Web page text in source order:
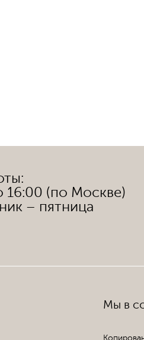
16:00 (по Москве)
– пятница
Мы в